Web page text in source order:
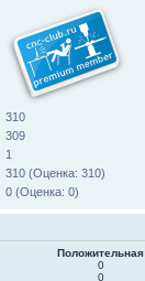
310
309
1
310 (Оценка: 310)
0 (Оценка: 0)
Положительная
0
0